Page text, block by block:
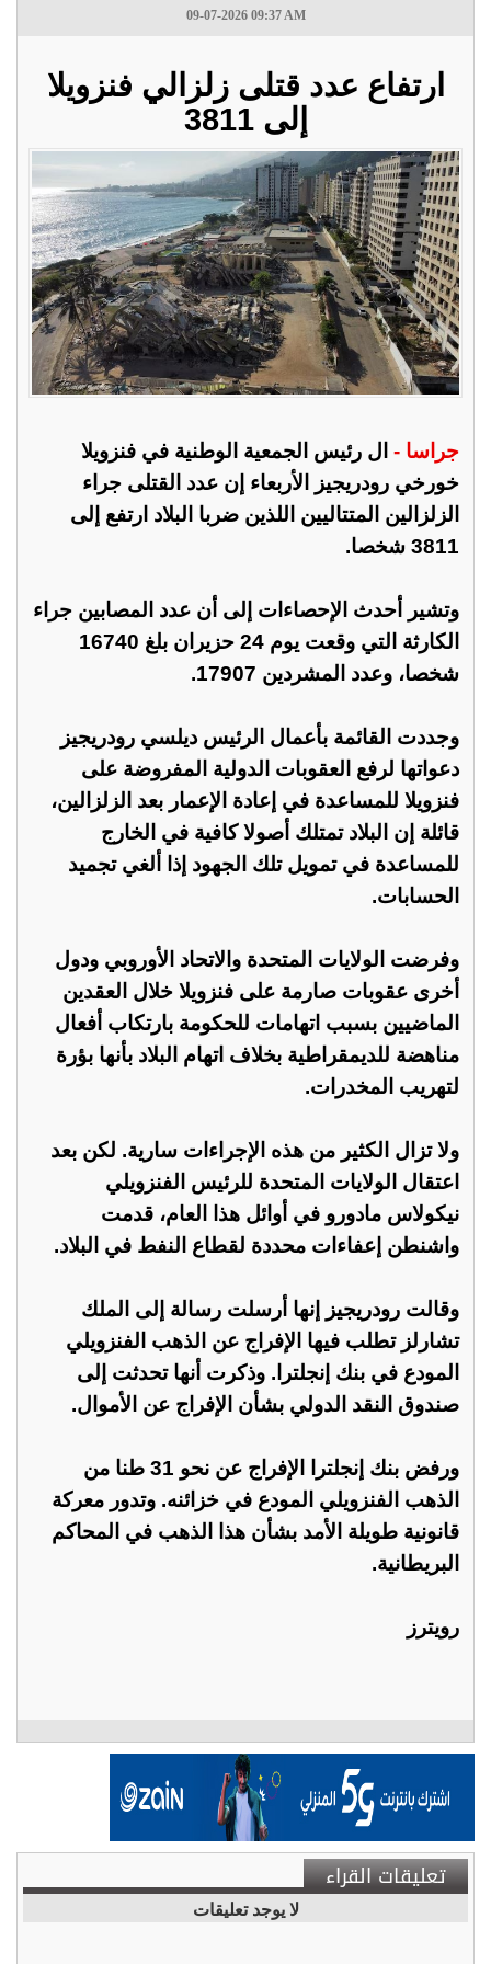
09-07-2026 09:37 AM
ارتفاع عدد قتلى زلزالي فنزويلا
إلى 3811
جراسا - ال رئيس الجمعية الوطنية في فنزويلا
خورخي رودريجيز الأربعاء إن عدد القتلى جراء
الزلزالين المتتاليين اللذين ضربا البلاد ارتفع إلى
3811 شخصا.
وتشير أحدث الإحصاءات إلى أن عدد المصابين جراء
الكارثة التي وقعت يوم 24 حزيران بلغ 16740
شخصا، وعدد المشردين 17907.
وجددت القائمة بأعمال الرئيس ديلسي رودريجيز
دعواتها لرفع العقوبات الدولية المفروضة على
فنزويلا للمساعدة في إعادة الإعمار بعد الزلزالين،
قائلة إن البلاد تمتلك أصولا كافية في الخارج
للمساعدة في تمويل تلك الجهود إذا ألغي تجميد
الحسابات.
وفرضت الولايات المتحدة والاتحاد الأوروبي ودول
أخرى عقوبات صارمة على فنزويلا خلال العقدين
الماضيين بسبب اتهامات للحكومة بارتكاب أفعال
مناهضة للديمقراطية بخلاف اتهام البلاد بأنها بؤرة
لتهريب المخدرات.
ولا تزال الكثير من هذه الإجراءات سارية. لكن بعد
اعتقال الولايات المتحدة للرئيس الفنزويلي
نيكولاس مادورو في أوائل هذا العام، قدمت
واشنطن إعفاءات محددة لقطاع النفط في البلاد.
وقالت رودريجيز إنها أرسلت رسالة إلى الملك
تشارلز تطلب فيها الإفراج عن الذهب الفنزويلي
المودع في بنك إنجلترا. وذكرت أنها تحدثت إلى
صندوق النقد الدولي بشأن الإفراج عن الأموال.
ورفض بنك إنجلترا الإفراج عن نحو 31 طنا من
الذهب الفنزويلي المودع في خزائنه. وتدور معركة
قانونية طويلة الأمد بشأن هذا الذهب في المحاكم
البريطانية.
رويترز
تعليقات القراء
لا يوجد تعليقات